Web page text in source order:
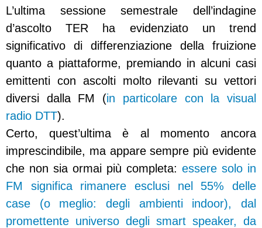
L’ultima sessione semestrale dell’indagine
d’ascolto TER ha evidenziato un trend
significativo di differenziazione della fruizione
quanto a piattaforme, premiando in alcuni casi
emittenti con ascolti molto rilevanti su vettori
diversi dalla FM (in particolare con la visual
radio DTT).
Certo, quest’ultima è al momento ancora
imprescindibile, ma appare sempre più evidente
che non sia ormai più completa: essere solo in
FM significa rimanere esclusi nel 55% delle
case (o meglio: degli ambienti indoor), dal
promettente universo degli smart speaker, da